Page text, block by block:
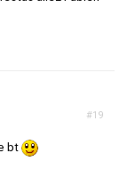
#19
bt